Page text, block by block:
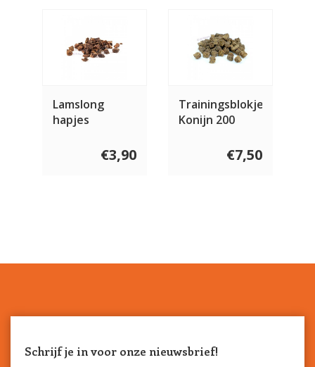
Lamslong
hapjes
€3,90
Trainingsblokjes
Konijn 200
€7,50
Schrijf je in voor onze nieuwsbrief!